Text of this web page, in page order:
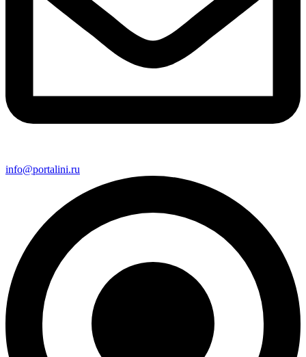
info@portalini.ru